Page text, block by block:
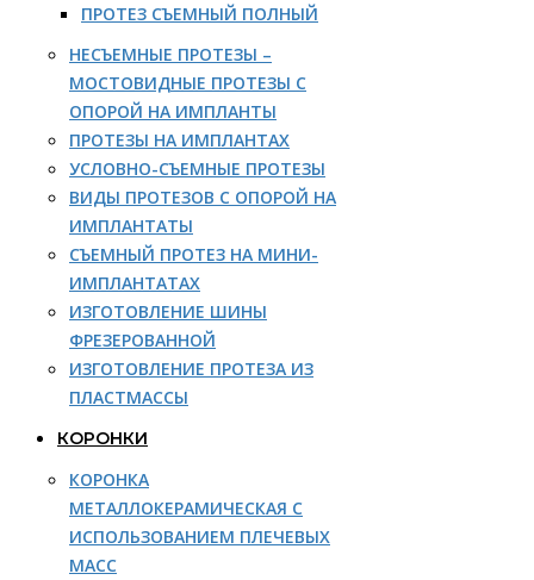
ПРОТЕЗ СЪЕМНЫЙ ПОЛНЫЙ
НЕСЪЕМНЫЕ ПРОТЕЗЫ –
МОСТОВИДНЫЕ ПРОТЕЗЫ С
ОПОРОЙ НА ИМПЛАНТЫ
ПРОТЕЗЫ НА ИМПЛАНТАХ
УСЛОВНО-СЪЕМНЫЕ ПРОТЕЗЫ
ВИДЫ ПРОТЕЗОВ С ОПОРОЙ НА
ИМПЛАНТАТЫ
СЪЕМНЫЙ ПРОТЕЗ НА МИНИ-
ИМПЛАНТАТАХ
ИЗГОТОВЛЕНИЕ ШИНЫ
ФРЕЗЕРОВАННОЙ
ИЗГОТОВЛЕНИЕ ПРОТЕЗА ИЗ
ПЛАСТМАССЫ
КОРОНКИ
КОРОНКА
МЕТАЛЛОКЕРАМИЧЕСКАЯ С
ИСПОЛЬЗОВАНИЕМ ПЛЕЧЕВЫХ
МАСС